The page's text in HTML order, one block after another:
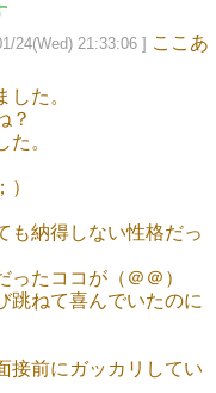
24(Wed) 21:33:06 ] ここあ
た。
？
。
も納得しない性格だっ
たココが（＠＠）
跳ねて喜んでいたのに
接前にガッカリしてい